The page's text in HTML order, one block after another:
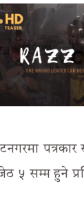
५ सम्म हुने